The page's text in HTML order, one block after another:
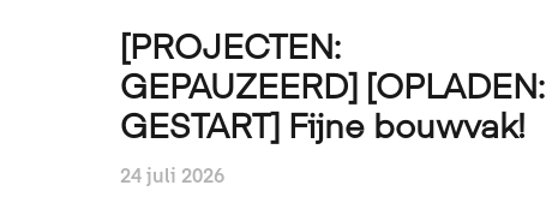
[PROJECTEN:
GEPAUZEERD] [OPLADEN:
GESTART] Fijne bouwvak!
24 juli 2026